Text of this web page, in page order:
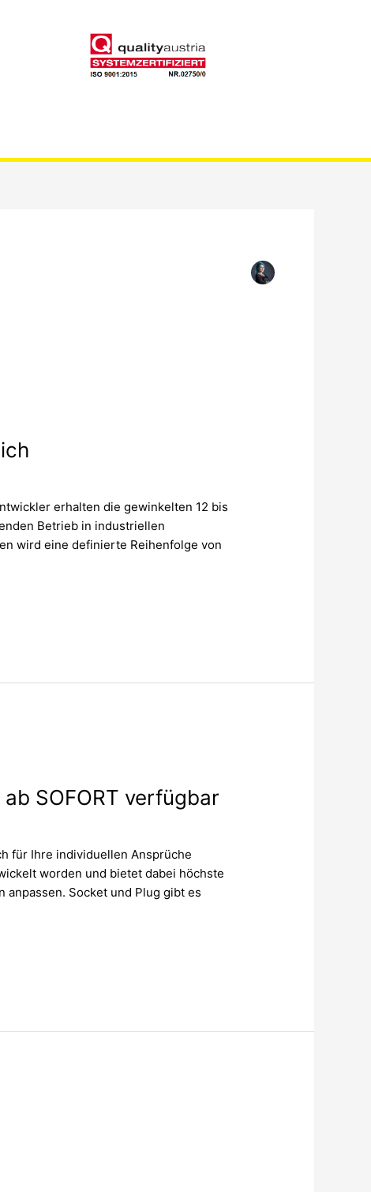
erhalten die gewinkelten 12 bis
Betrieb in industriellen
wird eine definierte Reihenfolge von
SOFORT verfügbar
für Ihre individuellen Ansprüche
worden und bietet dabei höchste
Socket und Plug gibt es